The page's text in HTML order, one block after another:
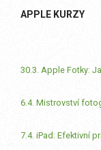
APPLE KURZY
30.3. Apple Fotky:
6.4. Mistrovství
7.4. iPad: Efektivní